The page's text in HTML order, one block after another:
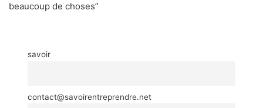
beaucoup de choses”
savoir
contact@savoirentreprendre.net